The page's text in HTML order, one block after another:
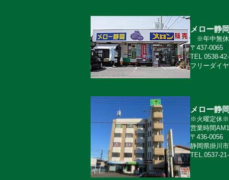
メロー静
※年中無休
〒437-0065
TEL 0538-
フリーダイ
メロー静
※火曜定休※
営業時間
〒436-0056
静岡県掛川
TEL.0537-